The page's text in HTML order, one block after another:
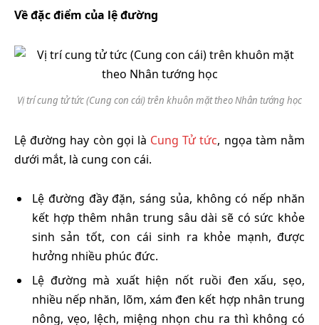
Về đặc điểm của lệ đường
Vị trí cung tử tức (Cung con cái) trên khuôn mặt theo Nhân tướng học
Lệ đường hay còn gọi là Cung Tử tức, ngọa tàm nằm
dưới mắt, là cung con cái.
Lệ đường đầy đặn, sáng sủa, không có nếp nhăn
kết hợp thêm nhân trung sâu dài sẽ có sức khỏe
sinh sản tốt, con cái sinh ra khỏe mạnh, được
hưởng nhiều phúc đức.
Lệ đường mà xuất hiện nốt ruồi đen xấu, sẹo,
nhiều nếp nhăn, lõm, xám đen kết hợp nhân trung
nông, vẹo, lệch, miệng nhọn chu ra thì không có